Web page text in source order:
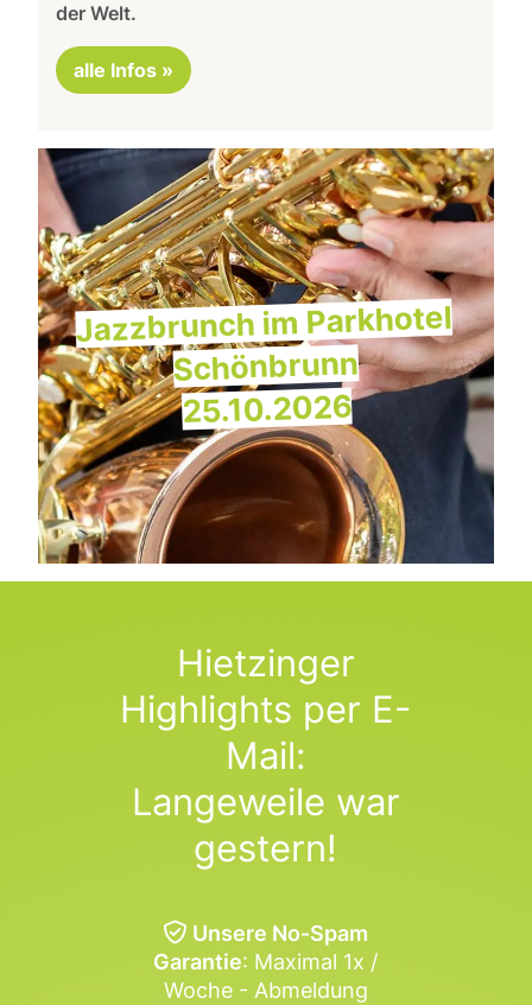
der Welt.
alle Infos »
Jazzbrunch im Parkhotel
Schönbrunn
25.10.2026
Hietzinger
Highlights per E-
Mail:
Langeweile war
gestern!
Unsere No-Spam
Garantie: Maximal 1x /
Woche - Abmeldung